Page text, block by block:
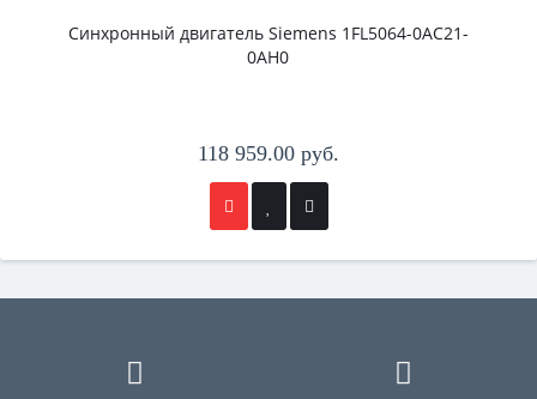
Синхронный двигатель Siemens 1FL5064-0AC21-
0AH0
118 959.00 руб.